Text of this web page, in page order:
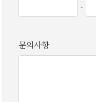
-
문의사항